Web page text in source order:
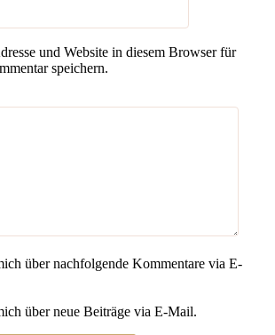
und Website in diesem Browser für
speichern.
über nachfolgende Kommentare via E-
über neue Beiträge via E-Mail.